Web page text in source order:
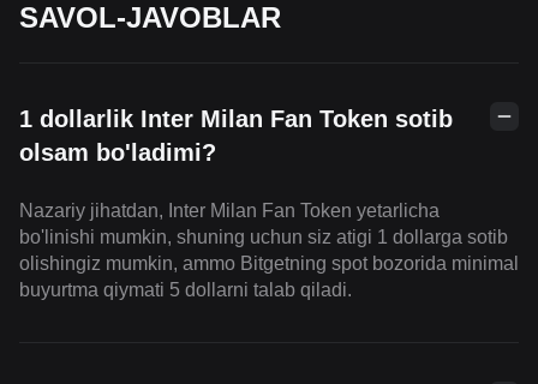
SAVOL-JAVOBLAR
1 dollarlik Inter Milan Fan Token sotib
olsam bo'ladimi?
Nazariy jihatdan, Inter Milan Fan Token yetarlicha
bo'linishi mumkin, shuning uchun siz atigi 1 dollarga sotib
olishingiz mumkin, ammo Bitgetning spot bozorida minimal
buyurtma qiymati 5 dollarni talab qiladi.